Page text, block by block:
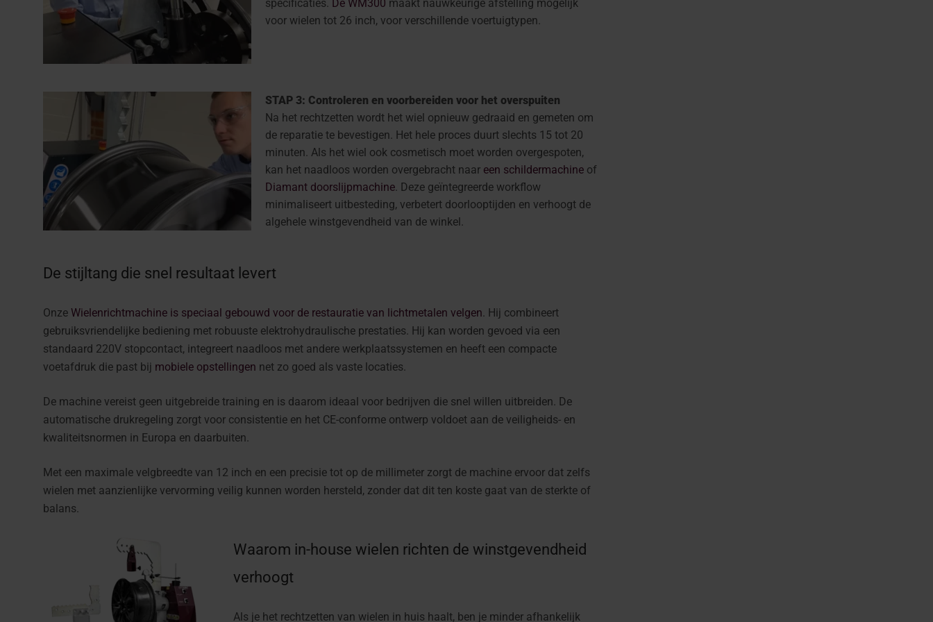
specificaties. De WM300 maakt nauwkeurige afstelling mogelijk
voor wielen tot 26 inch, voor verschillende voertuigtypen.
STAP 3: Controleren en voorbereiden voor het overspuiten
Na het rechtzetten wordt het wiel opnieuw gedraaid en gemeten om
de reparatie te bevestigen. Het hele proces duurt slechts 15 tot 20
minuten. Als het wiel ook cosmetisch moet worden overgespoten,
kan het naadloos worden overgebracht naar een schildermachine of
Diamant doorslijpmachine. Deze geïntegreerde workflow
minimaliseert uitbesteding, verbetert doorlooptijden en verhoogt de
algehele winstgevendheid van de winkel.
De stijltang die snel resultaat levert
Onze Wielenrichtmachine is speciaal gebouwd voor de restauratie van lichtmetalen velgen. Hij combineert
gebruiksvriendelijke bediening met robuuste elektrohydraulische prestaties. Hij kan worden gevoed via een
standaard 220V stopcontact, integreert naadloos met andere werkplaatssystemen en heeft een compacte
voetafdruk die past bij mobiele opstellingen net zo goed als vaste locaties.
De machine vereist geen uitgebreide training en is daarom ideaal voor bedrijven die snel willen uitbreiden. De
automatische drukregeling zorgt voor consistentie en het CE-conforme ontwerp voldoet aan de veiligheids- en
kwaliteitsnormen in Europa en daarbuiten.
Met een maximale velgbreedte van 12 inch en een precisie tot op de millimeter zorgt de machine ervoor dat zelfs
wielen met aanzienlijke vervorming veilig kunnen worden hersteld, zonder dat dit ten koste gaat van de sterkte of
balans.
Waarom in-house wielen richten de winstgevendheid
verhoogt
Als je het rechtzetten van wielen in huis haalt, ben je minder afhankelijk